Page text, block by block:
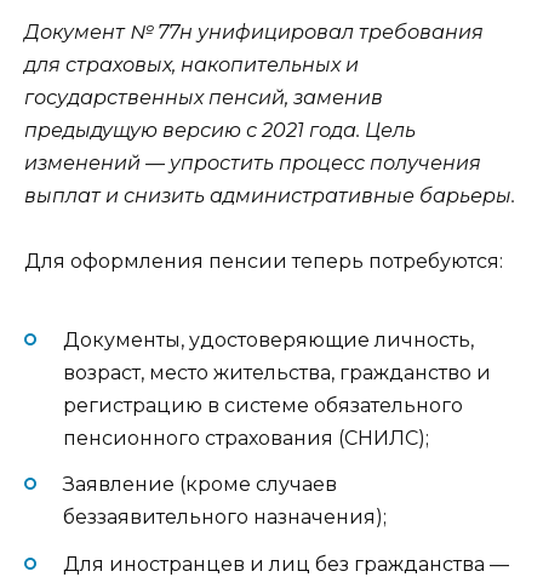
Документ № 77н унифицировал требования
для страховых, накопительных и
государственных пенсий, заменив
предыдущую версию с 2021 года. Цель
изменений — упростить процесс получения
выплат и снизить административные барьеры.
Для оформления пенсии теперь потребуются:
Документы, удостоверяющие личность,
возраст, место жительства, гражданство и
регистрацию в системе обязательного
пенсионного страхования (СНИЛС);
Заявление (кроме случаев
беззаявительного назначения);
Для иностранцев и лиц без гражданства —